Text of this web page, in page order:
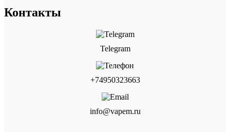
Контакты
Telegram
+74950323663
info@vapem.ru